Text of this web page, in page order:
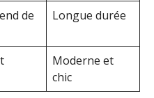
de
Longue durée
Moderne et
chic